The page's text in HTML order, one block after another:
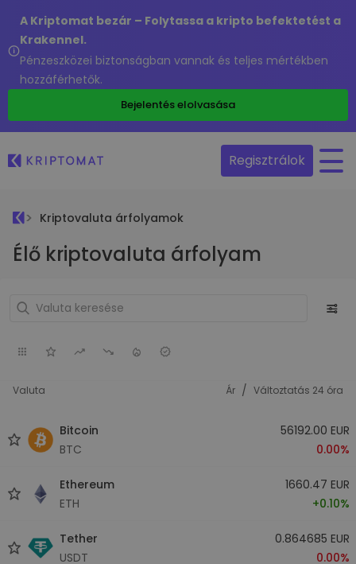
A Kriptomat bezár – Folytassa a kripto befektetést a
Krakennel.
Pénzeszközei biztonságban vannak és teljes mértékben
hozzáférhetők.
Bejelentés elolvasása
Regisztrálok
Kriptovaluta árfolyamok
Élő kriptovaluta árfolyam
Valuta Ár / Változtatás 24 óra
Bitcoin
BTC
56192.00 EUR
0.00%
Ethereum
ETH
1660.47 EUR
+0.10%
Tether
USDT
0.864685 EUR
0.00%